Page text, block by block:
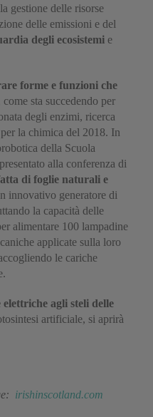
gestione delle risorse
delle emissioni e del
degli ecosistemi e
forme e funzioni che
come sta succedendo per
degli enzimi, ricerca
la chimica del 2018. In
della Scuola
alla conferenza di
di foglie naturali e
innovativo generatore di
la capacità delle
alimentare 100 lampadine
applicate sulla loro
le cariche
agli steli delle
artificiale, si aprirà
irishinscotland.com